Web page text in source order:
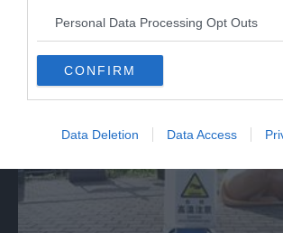
Personal Data Processing Opt Outs
CONFIRM
Data Deletion Data Access
"Il mestiere", Lo Cascio anti-
lavoro più strano del mondo